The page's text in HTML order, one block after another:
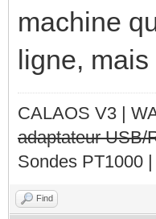
machine
ligne,
CALAOS V3 |
adaptateur USB/
Sondes PT1000
Find